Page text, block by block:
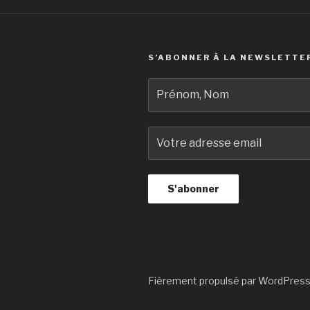
S’ABONNER À LA
Fièrement propulsé par WordPress